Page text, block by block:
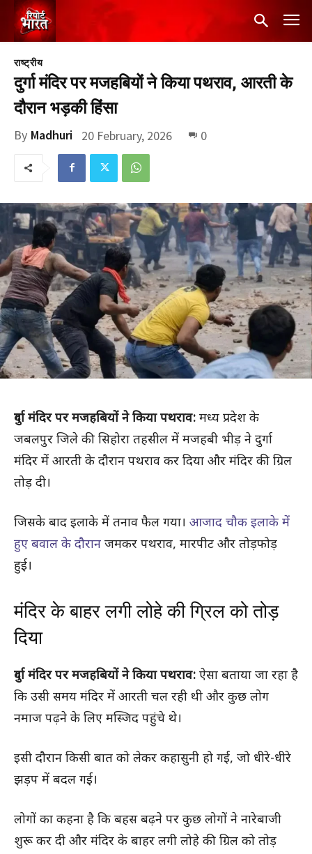
राष्ट्रीय
दुर्गा मंदिर पर मजहबियों ने किया पथराव, आरती के
दौरान भड़की हिंसा
By Madhuri 20 February, 2026 0
दुर्गा मंदिर पर मजहबियों ने किया पथराव: मध्य प्रदेश के
जबलपुर जिले की सिहोरा तहसील में मजहबी भीड़ ने दुर्गा
मंदिर में आरती के दौरान पथराव कर दिया और मंदिर की ग्रिल
तोड़ दी।
जिसके बाद इलाके में तनाव फैल गया। आजाद चौक इलाके में
हुए बवाल के दौरान जमकर पथराव, मारपीट और तोड़फोड़
हुई।
मंदिर के बाहर लगी लोहे की ग्रिल को तोड़
दिया
दुर्गा मंदिर पर मजहबियों ने किया पथराव: ऐसा बताया जा रहा है
कि उसी समय मंदिर में आरती चल रही थी और कुछ लोग
नमाज पढ़ने के लिए मस्जिद पहुंचे थे।
इसी दौरान किसी बात को लेकर कहासुनी हो गई, जो धीरे-धीरे
झड़प में बदल गई।
लोगों का कहना है कि बहस बढ़ने पर कुछ लोगों ने नारेबाजी
शुरू कर दी और मंदिर के बाहर लगी लोहे की ग्रिल को तोड़